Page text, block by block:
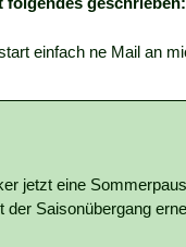
einfach ne Mail an
jetzt eine
der Saisonübergang